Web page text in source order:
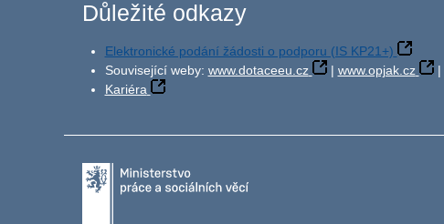
Důležité odkazy
Elektronické podání žádosti o podporu (IS KP21+)
Související weby: www.dotaceeu.cz | www.opjak.cz |
Kariéra